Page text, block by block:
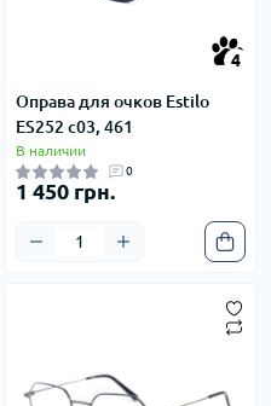
4
4
Оправа для очков Estilo
ES252 c03, 461
В наличии
0
1 450 грн.